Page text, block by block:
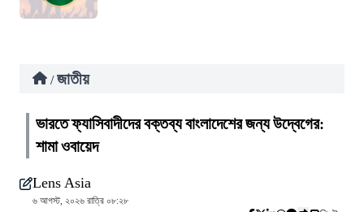
/ জাতীয়
ভারতে ফ্যাসিবাদীদের বক্তব্য বাংলাদেশের জন্য উদ্বেগের:
শামা ওবায়েদ
Lens Asia
৬ আগস্ট, ২০২৬ রাত্রি ০৮:২৮